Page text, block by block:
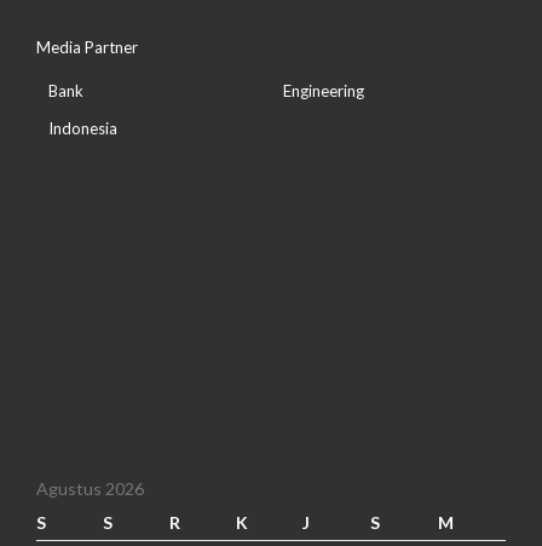
Media Partner
Bank
Indonesia
Engineering
Agustus 2026
S
S R K J S M